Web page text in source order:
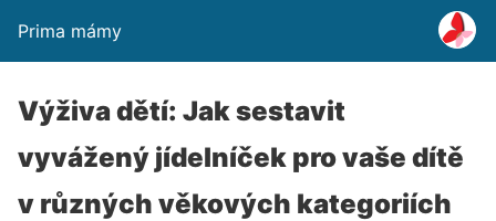
Prima mámy
Výživa dětí: Jak sestavit
vyvážený jídelníček pro vaše dítě
v různých věkových kategoriích